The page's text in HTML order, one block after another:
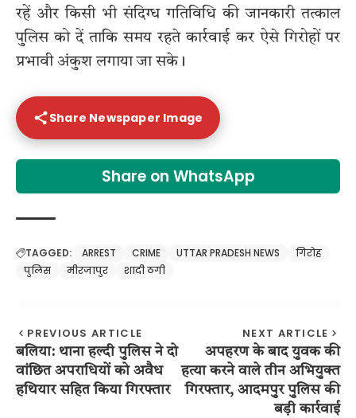
रहें और किसी भी संदिग्ध गतिविधि की जानकारी तत्काल
पुलिस को दें ताकि समय रहते कार्रवाई कर ऐसे गिरोहों पर
प्रभावी अंकुश लगाया जा सके।
Share Newspaper Image
Share on WhatsApp
TAGGED: ARREST CRIME UTTAR PRADESH NEWS
गिरोह
पुलिस
मीरजापुर शादी ठगी
PREVIOUS ARTICLE
बलिया: थाना हल्दी पुलिस ने दो
वांछित अपराधियों को अवैध
हथियार सहित किया गिरफ्तार
NEXT ARTICLE
अपहरण के बाद युवक की
हत्या करने वाले तीन अभियुक्त
गिरफ्तार, आदमपुर पुलिस की
बड़ी कार्रवाई